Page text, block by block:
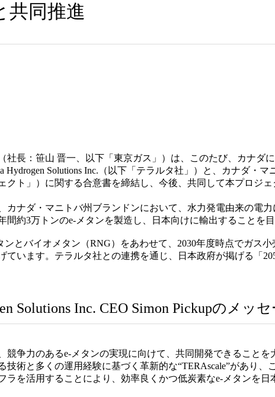
共同推進
長：笹山 晋一、以下「東京ガス」）は、このたび、カナダに
Hydrogen Solutions Inc.（以下「テラルタ社」）と、カナダ・
クト」）に関する合意書を締結し、今後、共同して本プロジェ
ナダ・マニトバ州ブランドンにおいて、水力発電由来の電
間約3万トンのe-メタンを製造し、日本向けに輸出することを目
とバイオメタン（RNG）をあわせて、2030年度時点でガス
ています。テラルタ社との連携を通じ、日本政府が掲げる「
Solutions Inc. CEO Simon Pickupのメッ
争力のあるe-メタンの実現に向けて、共同開発できること
技術と多くの運用経験に基づく革新的な“TERAscale”があり、
ラを活用することにより、効率良くかつ低炭素なe-メタンを日